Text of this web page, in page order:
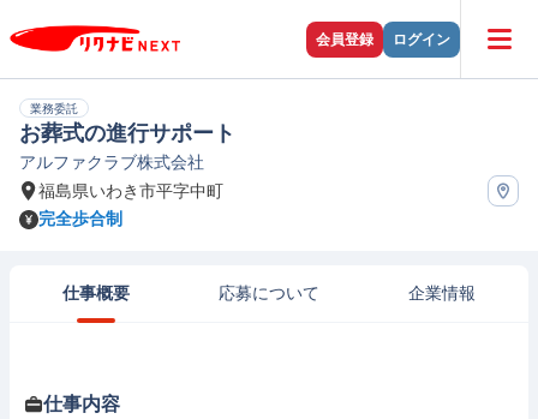
会員登録 ログイン
業務委託
お葬式の進行サポート
アルファクラブ株式会社
福島県いわき市平字中町
完全歩合制
仕事概要 応募について 企業情報
仕事内容